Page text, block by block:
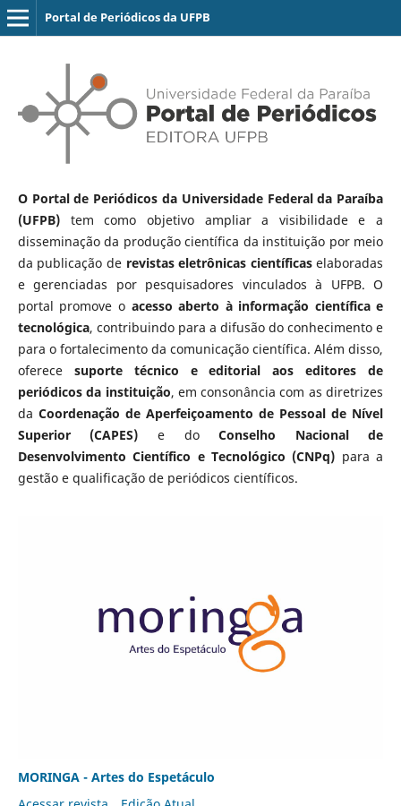
Portal de Periódicos da UFPB
O Portal de Periódicos da Universidade Federal da Paraíba
(UFPB)tem como objetivo ampliar a visibilidade e a
disseminação da produção científica da instituição por meio
da publicação de revistas eletrônicas científicaselaboradas
e gerenciadas por pesquisadores vinculados à UFPB. O
portal promove o acesso aberto à informação científica e
tecnológica, contribuindo para a difusão do conhecimento e
para o fortalecimento da comunicação científica. Além disso,
oferece suporte técnico e editorial aos editores de
periódicos da instituição, em consonância com as diretrizes
da Coordenação de Aperfeiçoamento de Pessoal de Nível
Superior (CAPES) e doConselho Nacional de
Desenvolvimento Científico e Tecnológico (CNPq) para a
gestão e qualificação de periódicos científicos.
MORINGA - Artes do Espetáculo